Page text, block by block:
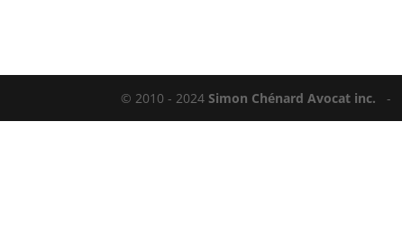
© 2010 - 2024Simon Chénard Avocat inc. -